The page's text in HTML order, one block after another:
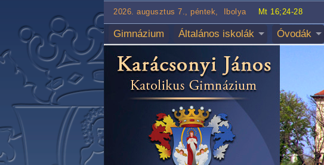
2026. augusztus 7., péntek, Ibolya Mt 16;24-28
Gimnázium Általános iskolák Óvodák